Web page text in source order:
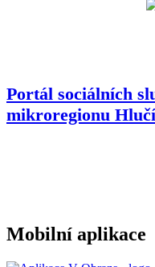
Portál sociálních
mikroregionu
Mobilní aplikace